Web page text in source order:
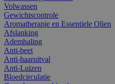
Volwassen
Gewichtscontrole
Aromatherapie en Essentiele Olien
Afslanking
Ademhaling
Anti-beet
Anti-haaruitval
Anti-Luizen
Bloedcirculatie